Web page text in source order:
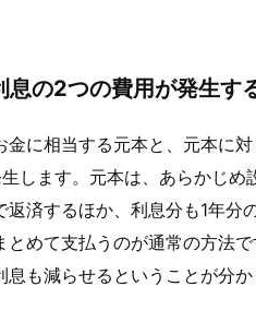
息の2つの費用が発生す
金に相当する元本と、元本に
します。元本は、あらかじめ
返済するほか、利息分も1年分
とめて支払うのが通常の方法
も減らせるということが分か